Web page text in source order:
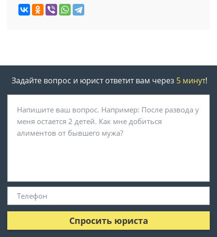
Задайте вопрос и юрист ответит вам через 5 минут!
Спросить юриста